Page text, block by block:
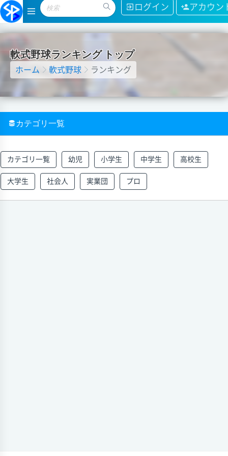
ログイン アカウン
軟式野球ランキング ト ップ
ホーム 軟式野球 ランキング
カテゴリ一覧
カテゴリ一覧 幼児 小学生 中学生 高校生
大学生 社会人 実業団 プロ